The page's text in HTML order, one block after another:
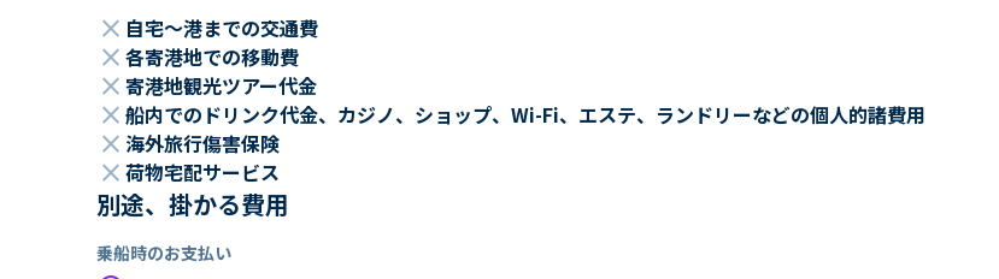
close 自宅～港までの交通費
close 各寄港地での移動費
close 寄港地観光ツアー代金
close 船内でのドリンク代金、カジノ、ショップ、Wi-Fi、エステ、ランドリーなどの個人的諸費用
close 海外旅行傷害保険
close 荷物宅配サービス
別途、掛かる費用
乗船時のお支払い